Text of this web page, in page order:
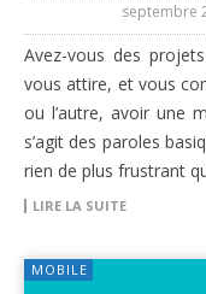
septembre
Avez-vous des
vous attire, et vous
ou l’autre, avoir une
s’agit des paroles
rien de plus frustrant
LIRE LA SUITE
MOBILE